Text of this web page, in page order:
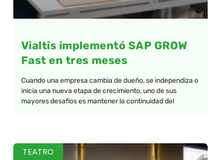
Vialtis implementó SAP GROW
Fast en tres meses
Cuando una empresa cambia de dueño, se independiza o
inicia una nueva etapa de crecimiento, uno de sus
mayores desafíos es mantener la continuidad del
TEATRO